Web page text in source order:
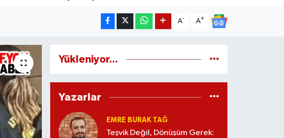
A- A+
Yükleniyor...
Yazarlar
EMRE BURAK TAĞ
Teşvik Değil, Dönüşüm Gerek: